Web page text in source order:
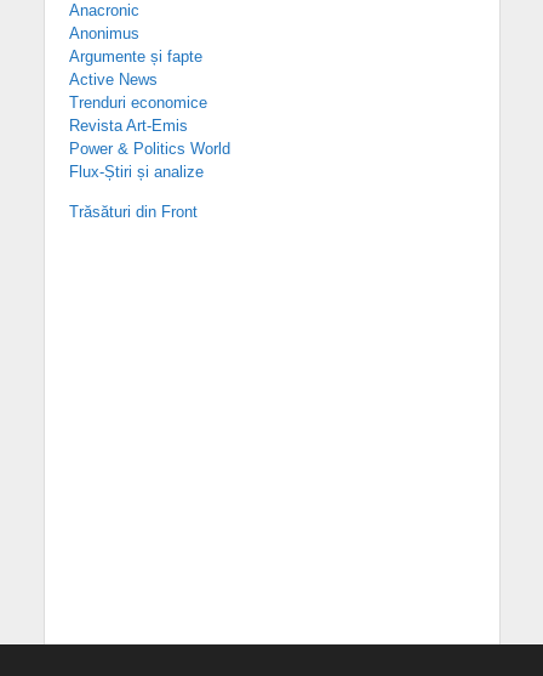
Anacronic
Anonimus
Argumente și fapte
Active News
Trenduri economice
Revista Art-Emis
Power & Politics World
Flux-Știri și analize
Trăsături din Front